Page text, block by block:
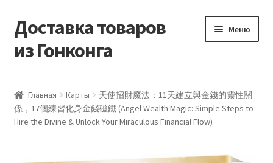
Перейти
к
навигации
Перейти
к
содержимому
Доставка товаров
из Гонконга
Меню
Контакты
Главная Карты
天使招財魔法：11天建立與金錢的靈性關
係，17個練習化身金錢磁鐵 (Angel Wealth Magic: Simple Steps to
Hire the Divine & Unlock Your Miraculous Financial Flow)